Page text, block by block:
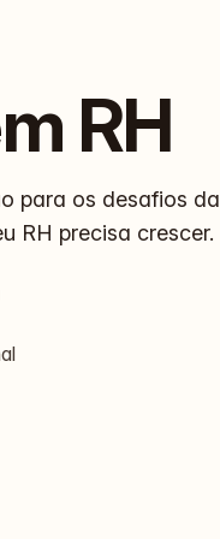
RH
para os desafios da
RH precisa crescer.